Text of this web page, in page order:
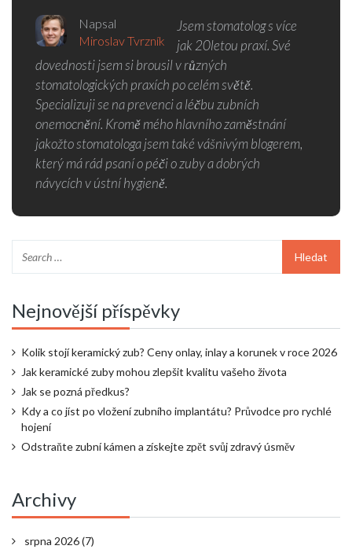
Napsal
Miroslav Tvrzník
Jsem stomatolog s více
jak 20letou praxí. Své
dovednosti jsem si brousil v různých
stomatologických praxích po celém světě.
Specializuji se na prevenci a léčbu zubních
onemocnění. Kromě mého hlavního zaměstnání
jakožto stomatologa jsem také vášnivým blogerem,
který má rád psaní o péči o zuby a dobrých
návycích v ústní hygieně.
Nejnovější příspěvky
Kolik stojí keramický zub? Ceny onlay, inlay a korunek v roce 2026
Jak keramické zuby mohou zlepšit kvalitu vašeho života
Jak se pozná předkus?
Kdy a co jíst po vložení zubního implantátu? Průvodce pro rychlé
hojení
Odstraňte zubní kámen a získejte zpět svůj zdravý úsměv
Archivy
srpna 2026(7)